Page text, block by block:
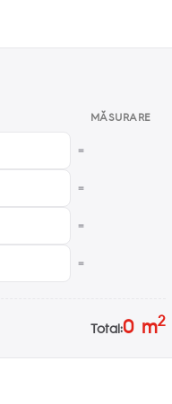
MĂSURARE
=
=
=
=
Total:0m2